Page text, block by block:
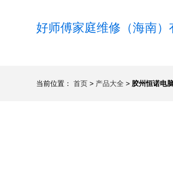
好师傅家庭维修（海南）
当前位置： 首页 > 产品大全 > 胶州恒诺电